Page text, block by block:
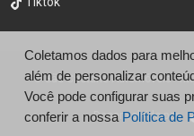
© São Caetano Automóveis -
Desenvolvido por
Coletamos dados para
além de personalizar
Você pode configurar suas
conferir a nossa Política de